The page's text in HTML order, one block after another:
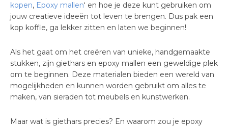
kopen, Epoxy mallen‘ en hoe je deze kunt gebruiken om
jouw creatieve ideeën tot leven te brengen. Dus pak een
kop koffie, ga lekker zitten en laten we beginnen!
Als het gaat om het creëren van unieke, handgemaakte
stukken, zijn giethars en epoxy mallen een geweldige plek
om te beginnen. Deze materialen bieden een wereld van
mogelijkheden en kunnen worden gebruikt om alles te
maken, van sieraden tot meubels en kunstwerken.
Maar wat is giethars precies? En waarom zou je epoxy